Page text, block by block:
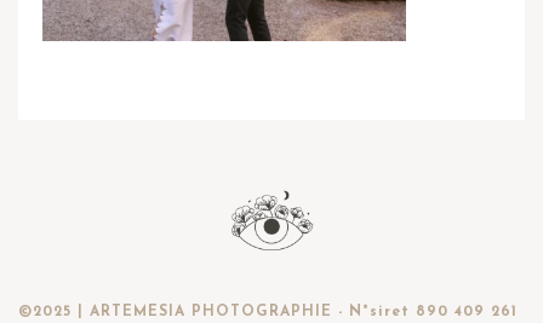
©2025 | ARTEMESIA PHOTOGRAPHIE - N°siret 890 409 261